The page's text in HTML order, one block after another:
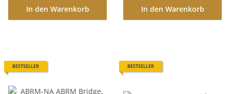
In den Warenkorb In den Warenkorb
BESTSELLER BESTSELLER